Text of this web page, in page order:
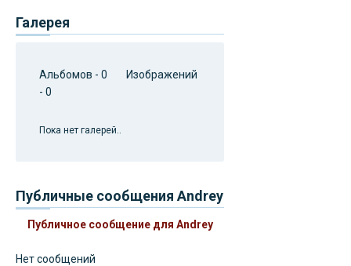
Галерея
Альбомов - 0 Изображений
- 0
Пока нет галерей..
Публичные сообщения Andrey
Публичное сообщение для Andrey
Нет сообщений